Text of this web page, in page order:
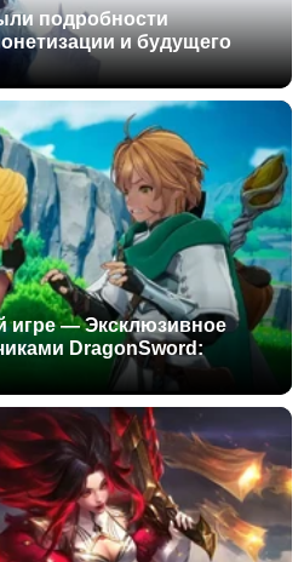
подробности
и будущего
игре — Эксклюзивное
DragonSword: